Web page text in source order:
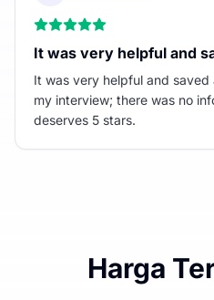
It was very helpful and
It was very helpful and
my interview; there was no
deserves 5 stars.
Harga